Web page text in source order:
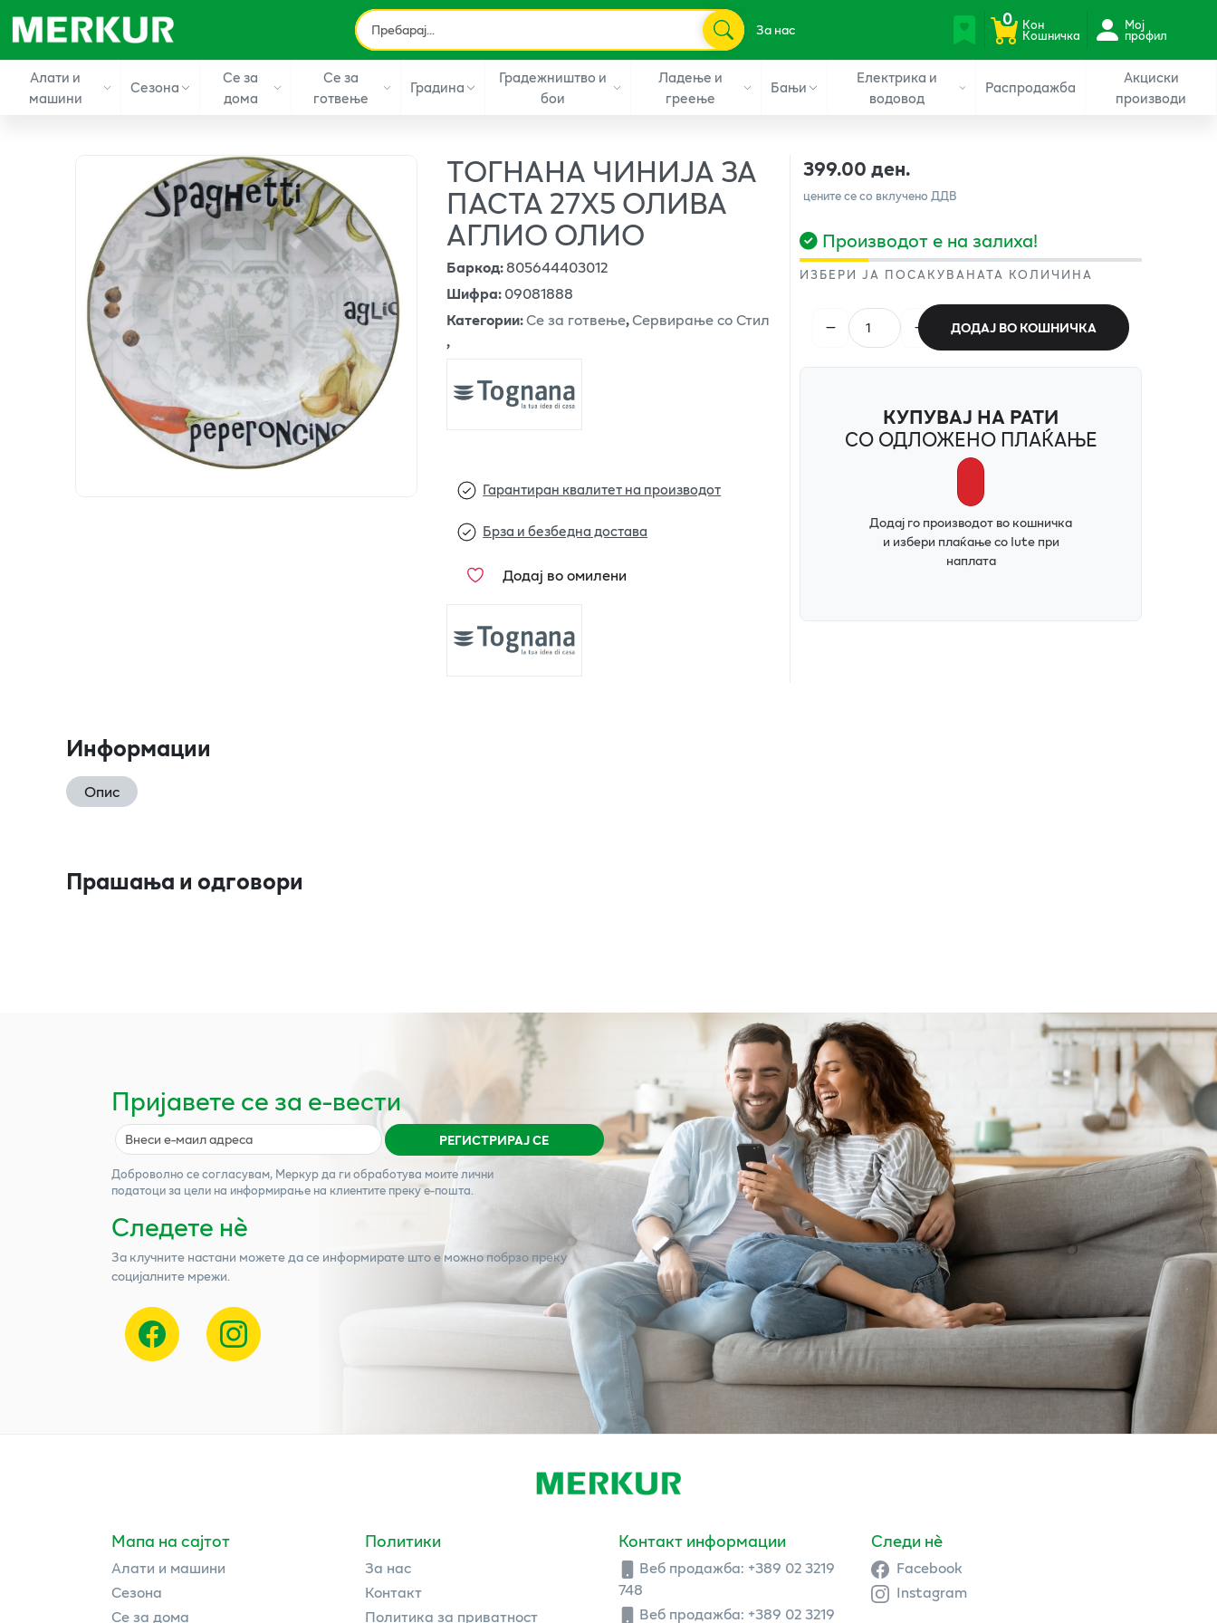
За нас 0 Кон
Кошничка
Мој
профил
Алати и
машини
Сезона
Се за
дома
Се за
готвење
Градина
Градежништво и
бои
Ладење и
греење
Бањи
Електрика и
водовод
Распродажба
Акциски
производи
ТОГНАНА ЧИНИЈА ЗА
ПАСТА 27Х5 ОЛИВА
АГЛИО ОЛИО
Баркод:805644403012
Шифра:09081888
Категории:Се за готвење,Сервирање со Стил
,
Гарантиран квалитет на производот
Брза и безбедна достава
Додај во омилени
399.00 ден.
цените се со вклучено ДДВ
Производот е на залиха!
ИЗБЕРИ ЈА ПОСАКУВАНАТА КОЛИЧИНА
ДОДАЈ ВО КОШНИЧКА
КУПУВАЈ НА РАТИ
СО ОДЛОЖЕНО ПЛАЌАЊЕ
Додај го производот во кошничка
и избери плаќање со Iute при
наплата
Информации
Опис
Прашања и одговори
Пријавете се за е-вести
РЕГИСТРИРАЈ СЕ
Доброволно се согласувам, Меркурда ги обработува моите лични
податоци за цели на информирање на клиентите преку е-пошта.
Следете нѐ
За клучните настани можете да се информирате што е можно побрзо преку
социјалните мрежи.
Мапа на сајтот
Алати и машини
Сезона
Се за дома
Политики
За нас
Контакт
Политика за приватност
Контакт информации
Веб продажба: +389 02 3219
748
Веб продажба: +389 02 3219
Следи нè
Facebook
Instagram